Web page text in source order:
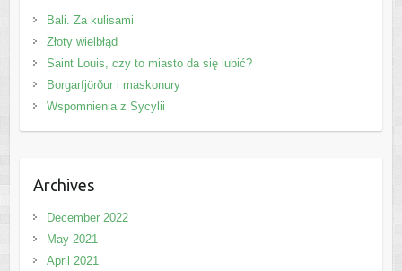
Bali. Za kulisami
Złoty wielbłąd
Saint Louis, czy to miasto da się lubić?
Borgarfjörður i maskonury
Wspomnienia z Sycylii
Archives
December 2022
May 2021
April 2021